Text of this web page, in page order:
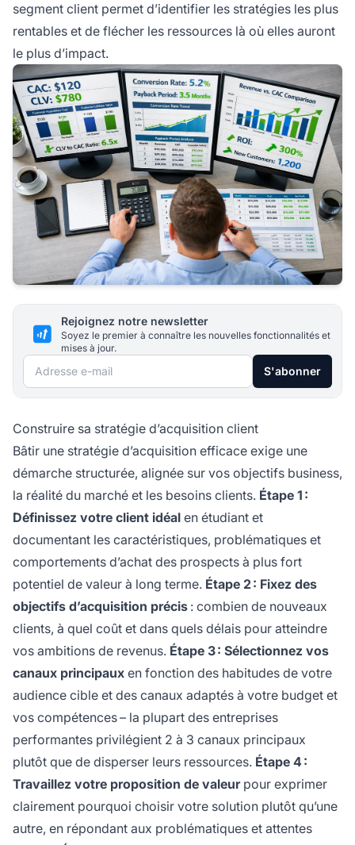
segment client permet d’identifier les stratégies les plus
rentables et de flécher les ressources là où elles auront
le plus d’impact.
Rejoignez notre newsletter
Soyez le premier à connaître les nouvelles fonctionnalités et
mises à jour.
Adresse e-mail S'abonner
Construire sa stratégie d’acquisition client
Bâtir une stratégie d’acquisition efficace exige une
démarche structurée, alignée sur vos objectifs business,
la réalité du marché et les besoins clients. Étape 1 :
Définissez votre client idéal en étudiant et
documentant les caractéristiques, problématiques et
comportements d’achat des prospects à plus fort
potentiel de valeur à long terme. Étape 2 : Fixez des
objectifs d’acquisition précis : combien de nouveaux
clients, à quel coût et dans quels délais pour atteindre
vos ambitions de revenus. Étape 3 : Sélectionnez vos
canaux principaux en fonction des habitudes de votre
audience cible et des canaux adaptés à votre budget et
vos compétences – la plupart des entreprises
performantes privilégient 2 à 3 canaux principaux
plutôt que de disperser leurs ressources. Étape 4 :
Travaillez votre proposition de valeurpour exprimer
clairement pourquoi choisir votre solution plutôt qu’une
autre, en répondant aux problématiques et attentes